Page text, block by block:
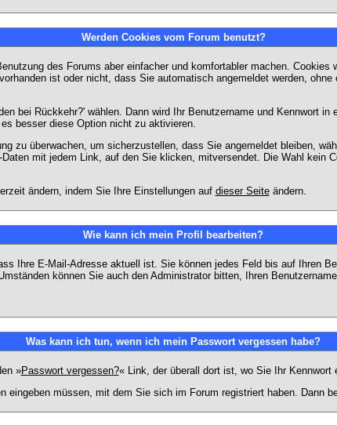
Werden Cookies vom Forum benutzt?
des Forums aber einfacher und komfortabler machen.
ist oder nicht, dass Sie automatisch angemeldet werden,
bei Rückkehr?' wählen. Dann wird Ihr Benutzername und Kennwort
besser diese Option nicht zu aktivieren.
zu überwachen, um sicherzustellen, dass Sie angemeldet bleiben,
mit jedem Link, auf den Sie klicken, mitversendet. Die Wahl kein
ändern, indem Sie Ihre Einstellungen auf dieser Seiteändern.
Wie kann ich mein Profil bearbeiten?
Ihre E-Mail-Adresse aktuell ist. Sie können jedes Feld bis auf Ihren
können Sie auch den Administrator bitten, Ihren
Was kann ich tun, wenn ich mein Passwort vergessen habe?
»Passwort vergessen?« Link, der überall dort ist, wo Sie Ihr Kennwort
müssen, mit dem Sie sich im Forum registriert haben. Dann